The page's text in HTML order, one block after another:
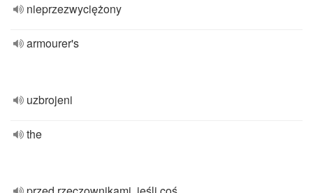
nieprzezwyciężony
armourer's
uzbrojeni
the